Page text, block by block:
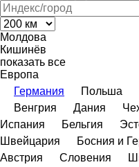
Молдова
Кишинёв
показать все
Европа
Германия
Польша
Венгрия
Дания
Испания
Бельгия
Швейцария
Босния и
Австрия
Словения